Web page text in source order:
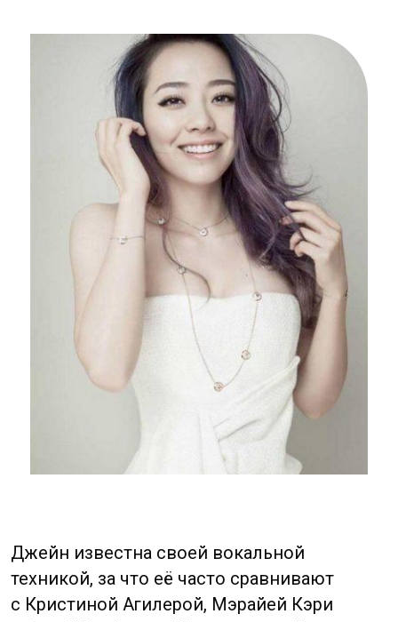
Ян родилась в семье полицейского,
о своих родителях она отзывается, как
о «просвещенных людях», которые ничего
не требуя от нее, хотели, чтобы их дочь
просто «была счастливой».
Ян было всего четыре года, когда отец
отдал ее на театральные курсы при одной
из киностудий. Уже в 1990 году она
дебютировала в историческом
телесериале «Tang Ming Huang», а два года
спустя она снялась в телесериале «Hou Wa»
и получила за это несколько наград.
Во время обучения в школе
году Ян Ми поступила в Пекинскую
академию кино, набрав высший балл.
Параллельно с обучением актриса
продолжила карьеру в кино